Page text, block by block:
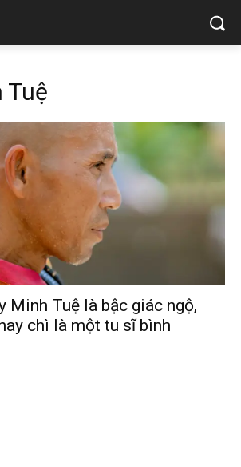
Tuệ
Minh Tuệ là bậc giác ngộ,
chì là một tu sĩ bình